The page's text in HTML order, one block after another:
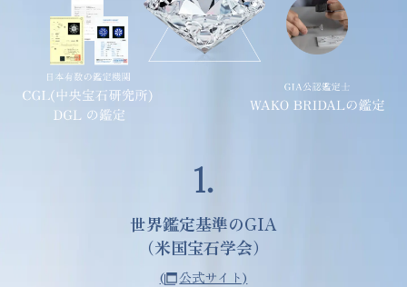
1.
世界鑑定基準のGIA
（米国宝石学会）
(
公式サイト)